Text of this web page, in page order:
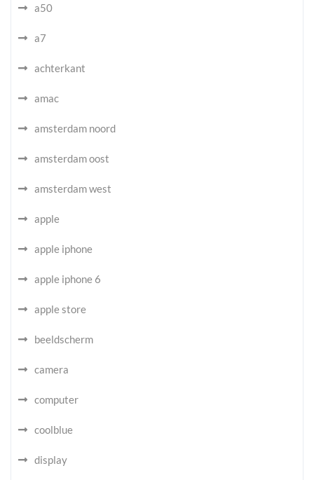
a50
a7
achterkant
amac
amsterdam noord
amsterdam oost
amsterdam west
apple
apple iphone
apple iphone 6
apple store
beeldscherm
camera
computer
coolblue
display